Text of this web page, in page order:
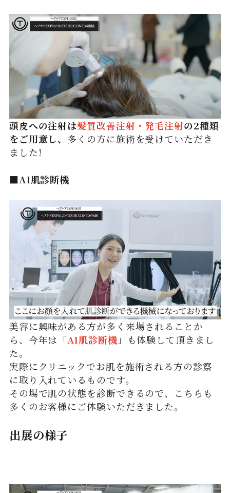
頭皮への注射は髪質改善注射・発毛注射の2種類
をご用意し、 多くの方に施術を受けていただき
ました!
■AI肌診断機
美容に興味がある方が多く来場されることか
ら、今年は「AI肌診断機 」も体験して頂きまし
た。
実際にクリニックでお肌を施術される方の診察
に取り入れているものです。
その場で肌の状態を診断できるので、こちらも
多くのお客様にご体験いただきました。
出展の様子